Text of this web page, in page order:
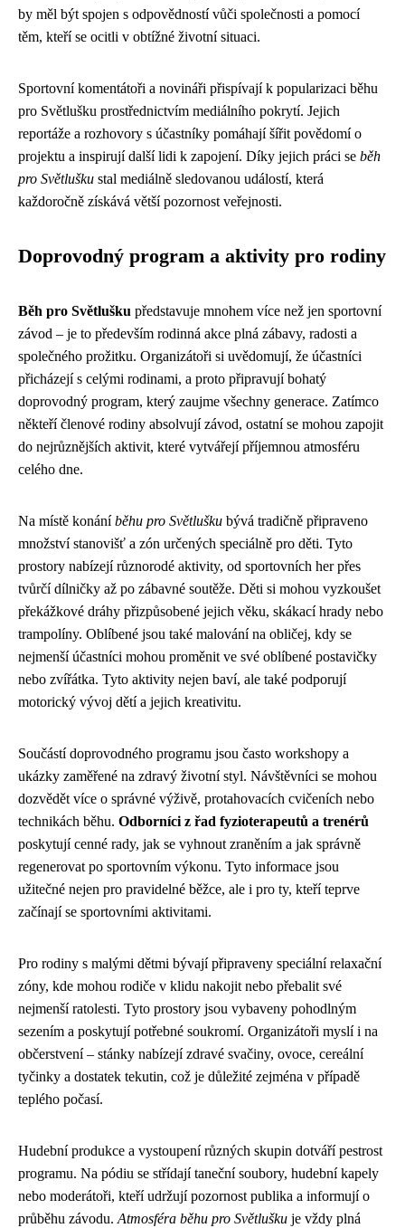
by měl být spojen s odpovědností vůči společnosti a pomocí
těm, kteří se ocitli v obtížné životní situaci.
Sportovní komentátoři a novináři přispívají k popularizaci běhu
pro Světlušku prostřednictvím mediálního pokrytí. Jejich
reportáže a rozhovory s účastníky pomáhají šířit povědomí o
projektu a inspirují další lidi k zapojení. Díky jejich práci se běh
pro Světlušku stal mediálně sledovanou událostí, která
každoročně získává větší pozornost veřejnosti.
Doprovodný program a aktivity pro rodiny
Běh pro Světlušku představuje mnohem více než jen sportovní
závod – je to především rodinná akce plná zábavy, radosti a
společného prožitku. Organizátoři si uvědomují, že účastníci
přicházejí s celými rodinami, a proto připravují bohatý
doprovodný program, který zaujme všechny generace. Zatímco
někteří členové rodiny absolvují závod, ostatní se mohou zapojit
do nejrůznějších aktivit, které vytvářejí příjemnou atmosféru
celého dne.
Na místě konáníběhu pro Světlušku bývá tradičně připraveno
množství stanovišť a zón určených speciálně pro děti. Tyto
prostory nabízejí různorodé aktivity, od sportovních her přes
tvůrčí dílničky až po zábavné soutěže. Děti si mohou vyzkoušet
překážkové dráhy přizpůsobené jejich věku, skákací hrady nebo
trampolíny. Oblíbené jsou také malování na obličej, kdy se
nejmenší účastníci mohou proměnit ve své oblíbené postavičky
nebo zvířátka. Tyto aktivity nejen baví, ale také podporují
motorický vývoj dětí a jejich kreativitu.
Součástí doprovodného programu jsou často workshopy a
ukázky zaměřené na zdravý životní styl. Návštěvníci se mohou
dozvědět více o správné výživě, protahovacích cvičeních nebo
technikách běhu. Odborníci z řad fyzioterapeutů a trenérů
poskytují cenné rady, jak se vyhnout zraněním a jak správně
regenerovat po sportovním výkonu. Tyto informace jsou
užitečné nejen pro pravidelné běžce, ale i pro ty, kteří teprve
začínají se sportovními aktivitami.
Pro rodiny s malými dětmi bývají připraveny speciální relaxační
zóny, kde mohou rodiče v klidu nakojit nebo přebalit své
nejmenší ratolesti. Tyto prostory jsou vybaveny pohodlným
sezením a poskytují potřebné soukromí. Organizátoři myslí i na
občerstvení – stánky nabízejí zdravé svačiny, ovoce, cereální
tyčinky a dostatek tekutin, což je důležité zejména v případě
teplého počasí.
Hudební produkce a vystoupení různých skupin dotváří pestrost
programu. Na pódiu se střídají taneční soubory, hudební kapely
nebo moderátoři, kteří udržují pozornost publika a informují o
průběhu závodu. Atmosféra běhu pro Světlušku je vždy plná